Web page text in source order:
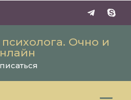
Очно и